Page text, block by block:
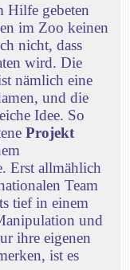
Hilfe gebeten
im Zoo keinen
nicht, dass
wird. Die
nämlich eine
und die
Idee. So
Projekt
Erst allmählich
Team
tief in einem
und
ihre eigenen
ist es